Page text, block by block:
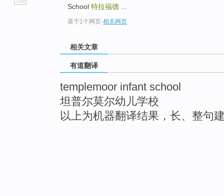
School 特拉福德
基于1个网页-相关网页
相关文章
有道翻译
templemoor infant school
坦普尔莫尔幼儿学校
以上为机器翻译结果，长、整句